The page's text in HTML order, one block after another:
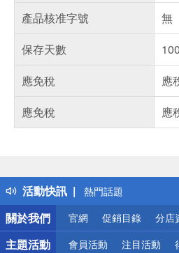
產品核准字號
無
保存天數
應免稅
應
應免稅
應
活動快訊
得獎公告
熱門話題
銀行優惠
偏遠地區配送
詐騙網頁！請小心！
關於我們
官網 促銷目錄 分店
主題活動 會員活動 注目活動